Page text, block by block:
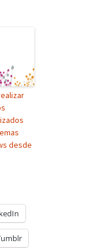
desde